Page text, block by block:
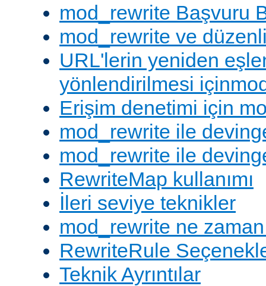
mod_rewrite Başvuru
mod_rewrite ve
URL'lerin yeniden
yönlendirilmesi
Erişim denetimi için
mod_rewrite ile
mod_rewrite ile
RewriteMap kullanımı
İleri seviye teknikler
mod_rewrite ne
RewriteRule
Teknik Ayrıntılar